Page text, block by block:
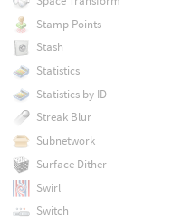
Stamp Points
Stash
Statistics
Statistics by ID
Streak Blur
Subnetwork
Surface Dither
Swirl
Switch